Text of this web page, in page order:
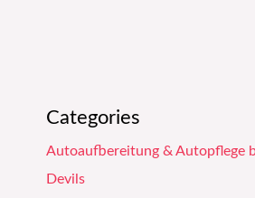
Categories
Autoaufbereitung & Autopflege
Devils